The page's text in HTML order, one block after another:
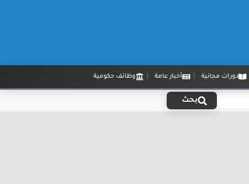
دورات مجانية أخبار عامة وظائف حكومية
بحث